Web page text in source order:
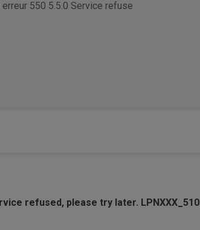
erreur 550 5.5.0 Service refuse
refused, please try later. LPNXXX_510